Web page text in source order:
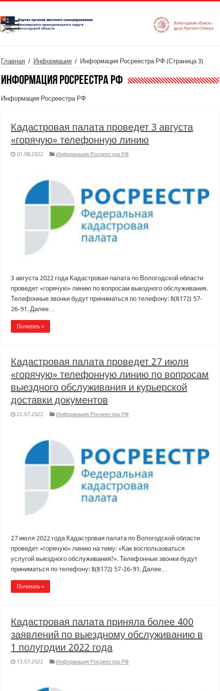
Главная / Информация / Информация Росреестра РФ (Страница 3)
Информация Росреестра РФ
Информация Росреестра РФ
Кадастровая палата проведет 3 августа
«горячую» телефонную линию
01.08.2022 Информация Росреестра РФ
3 августа 2022 года Кадастровая палата по Вологодской области
проведет «горячую» линию по вопросам выездного обслуживания.
Телефонные звонки будут приниматься по телефону: 8(8172) 57-
26-91. Далее…
Почитать »
Кадастровая палата проведет 27 июля
«горячую» телефонную линию по вопросам
выездного обслуживания и курьерской
доставки документов
22.07.2022 Информация Росреестра РФ
27 июля 2022 года Кадастровая палата по Вологодской области
проведет «горячую» линию на тему: «Как воспользоваться
услугой выездного обслуживания?». Телефонные звонки будут
приниматься по телефону: 8(8172) 57-26-91. Далее…
Почитать »
Кадастровая палата приняла более 400
заявлений по выездному обслуживанию в
1 полугодии 2022 года
13.07.2022 Информация Росреестра РФ